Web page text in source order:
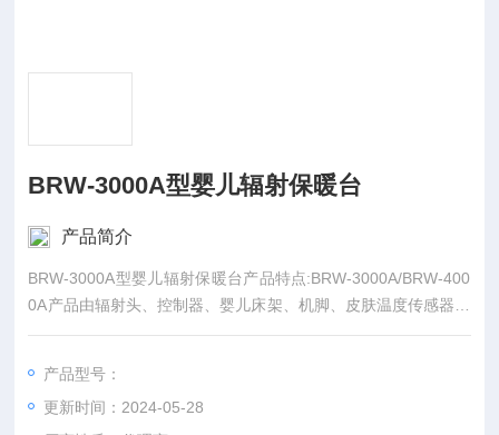
BRW-3000A型婴儿辐射保暖台
产品简介
BRW-3000A型婴儿辐射保暖台产品特点:BRW-3000A/BRW-400
0A产品由辐射头、控制器、婴儿床架、机脚、皮肤温度传感器、
托盘、输液架、光疗灯（选配）组成
产品型号：
更新时间：2024-05-28